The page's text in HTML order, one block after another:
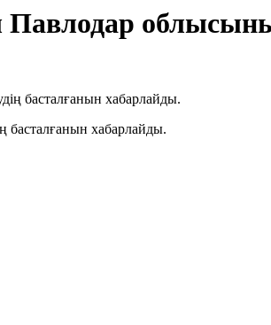
басталғанын хабарлайды.